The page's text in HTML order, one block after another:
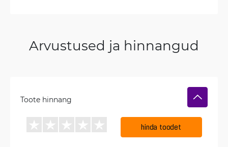
Arvustused ja hinnangud
Toote hinnang
hinda toodet